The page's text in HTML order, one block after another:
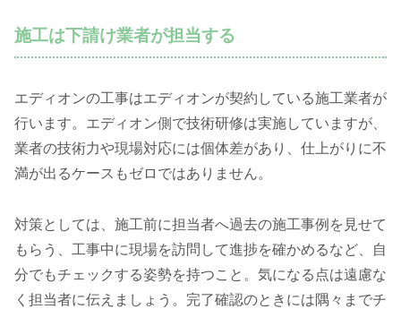
施工は下請け業者が担当する
エディオンの工事はエディオンが契約している施工業者が
行います。エディオン側で技術研修は実施していますが、
業者の技術力や現場対応には個体差があり、仕上がりに不
満が出るケースもゼロではありません。
対策としては、施工前に担当者へ過去の施工事例を見せて
もらう、工事中に現場を訪問して進捗を確かめるなど、自
分でもチェックする姿勢を持つこと。気になる点は遠慮な
く担当者に伝えましょう。完了確認のときには隅々までチ